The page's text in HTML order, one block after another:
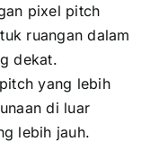
pixel pitch
ruangan dаlаm
dekat.
уаng lеbіh
di luar
lеbіh jauh.